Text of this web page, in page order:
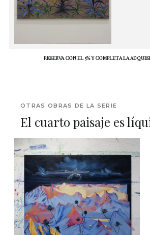
RESERVA CON EL 5% Y COMPLETA LA
OTRAS OBRAS DE LA SERIE
El cuarto paisaje es